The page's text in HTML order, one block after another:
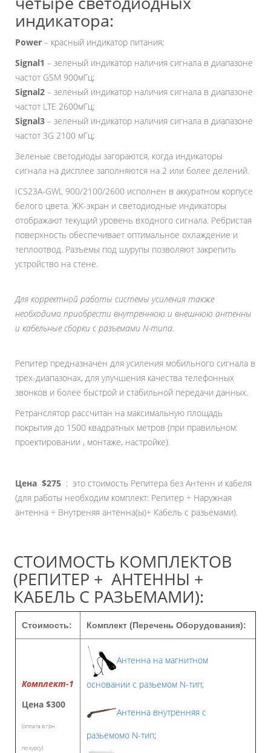
индикатора:
Power – красный индикатор питания;
Signal1 – зеленый индикатор наличия сигнала в диапазоне
частот GSM 900мГц;
Signal2 – зеленый индикатор наличия сигнала в диапазоне
частот LTE 2600мГц;
Signal3 – зеленый индикатор наличия сигнала в диапазоне
частот 3G 2100 мГц;
Зеленые светодиоды загораются, когда индикаторы
сигнала на дисплее заполняются на 2 или более делений.
ICS23A-GWL 900/2100/2600 исполнен в аккуратном корпусе
белого цвета. ЖК-экран и светодиодные индикаторы
отображают текущий уровень входного сигнала. Ребристая
поверхность обеспечивает оптимальное охлаждение и
теплоотвод. Разъемы под шурупы позволяют закрепить
устройство на стене.
Для корректной работы системы усиления также
необходимо приобрести внутреннюю и внешнюю антенны
и кабельные сборки с разъемами N-типа.
Репитер предназначен для усиления мобильного сигнала в
трех-диапазонах, для улучшения качества телефонных
звонков и более быстрой и стабильной передачи данных.
Ретранслятор рассчитан на максимальную площадь
покрытия до 1500 квадратных метров (при правильном:
проектировании , монтаже, настройке).
Цена $275 : это стоимость Репитера без Антенн и кабеля
(для работы необходим комплект: Репитер + Наружная
антенна + Внутреняя антенна(ы)+ Кабель с разьемами).
СТОИМОСТЬ КОМПЛЕКТОВ
(РЕПИТЕР + АНТЕННЫ +
КАБЕЛЬ С РАЗЬЕМАМИ):
Стоимость: Комплект (Перечень Оборудования):
Комплект-1
Цена $300
(оплата в грн.
по курсу)
Антенна на магнитном
основании с разьемом N-тип;
Антенна внутренняя с
разьемомо N-тип;